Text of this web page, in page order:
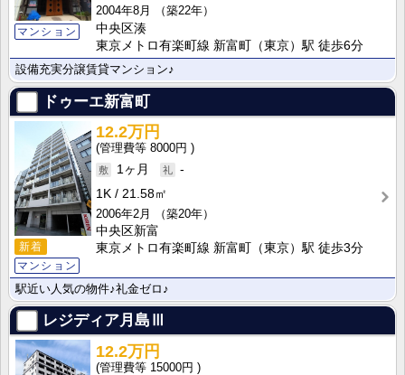
マンション
2004年8月
（築22年）
中央区湊
東京メトロ有楽町線 新富町（東京）駅 徒歩6分
設備充実分譲賃貸マンション♪
ドゥーエ新富町
新着
マンション
12.2万円
8000円
1ヶ月
-
1K
21.58㎡
2006年2月
（築20年）
中央区新富
東京メトロ有楽町線 新富町（東京）駅 徒歩3分
駅近い人気の物件♪礼金ゼロ♪
レジディア月島Ⅲ
12.2万円
15000円